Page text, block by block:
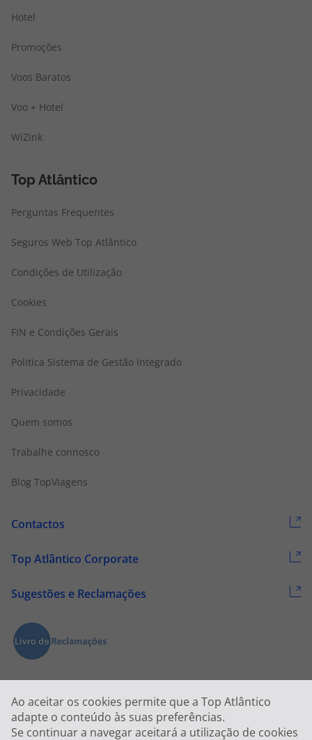
Ao aceitar os cookies permite que a Top Atlântico
adapte o conteúdo às suas preferências.
Se continuar a navegar aceitará a utilização de cookies
Hotel
Promoções
Voos Baratos
Voo + Hotel
WiZink
Top Atlântico
Perguntas Frequentes
Seguros Web Top Atlântico
Condições de Utilização
Cookies
FIN e Condições Gerais
Politica Sistema de Gestão Integrado
Privacidade
Quem somos
Trabalhe connosco
Blog TopViagens
Contactos
Top Atlântico Corporate
Sugestões e Reclamações